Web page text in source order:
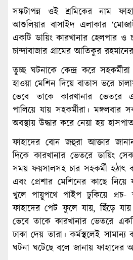
সঙ্কটাপন্ন ওই শ্রমিকের নাম
আশুলিয়ার বাসাইদ এলাকার
একটি ডায়িং কারখানার হেলপার ও
চান্দাবাজার গ্রামের আতিকুর
তুচ্ছ ঘটনাকে কেন্দ্র করে
হাওয়া মেশিন দিয়ে বাতাস ভরে
ভেবে তাকে কারখানার ভেতরে
পালিয়ে যায় সহকর্মীরা। মঙ্গলবার
অবস্থায় উদ্ধার করে নেয়া হয়
ফাহাদের বোন জহুরা আক্তার
দিকে কারখানার ভেতরে ডায়িং
সময় ফয়সালসহ চার সহকর্মী হঠাৎ
এবং প্রেশার মেশিনের কাছে নিয়ে
খুলে পায়ুপথে পাইপ ঢুকিয়ে প্রচ-
ফাহাদের পেট ফুলে যায়, ছিঁড়ে
ভেবে তাকে কারখানার ভেতরে
ঢাকা দেয় তারা। কর্মস্থলেই
ঘটনা ঘটেছে বলে জানায় ফাহাদের